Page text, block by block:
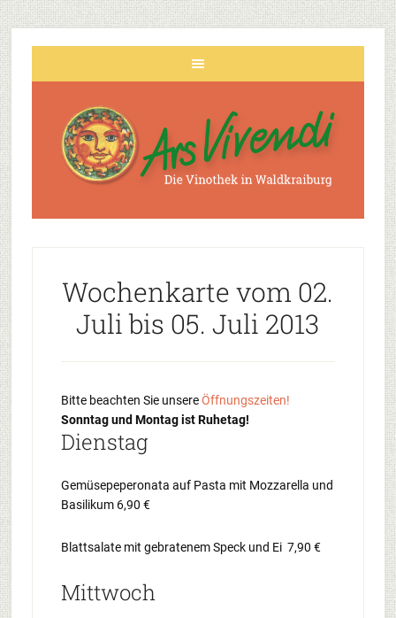
Wochenkarte vom 02.
Juli bis 05. Juli 2013
Bitte beachten Sie unsereÖffnungszeiten!
Sonntag und Montag ist Ruhetag!
Dienstag
Gemüsepeperonata auf Pasta mit Mozzarella und
Basilikum 6,90 €
Blattsalate mit gebratenem Speck und Ei 7,90 €
Mittwoch